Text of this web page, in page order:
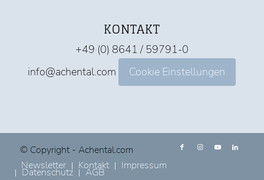
KONTAKT
+49 (0) 8641 / 59791-0
info@achental.com
Cookie Einstellungen
© Copyright - Achental.com
Newsletter
Kontakt Impressum
Datenschutz AGB